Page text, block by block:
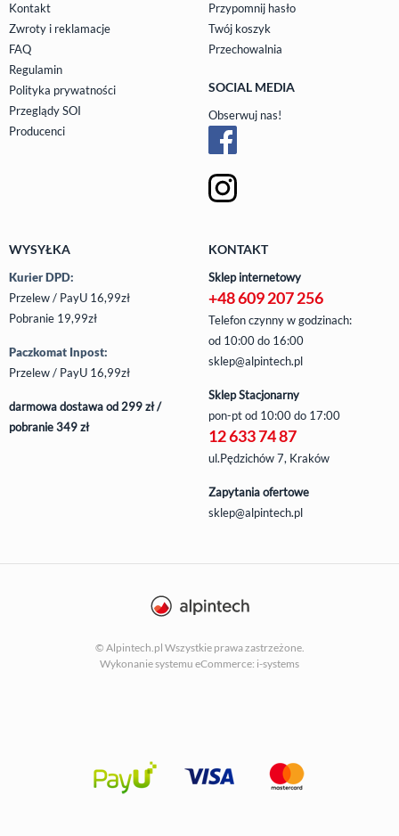
Kontakt
Zwroty i reklamacje
FAQ
Regulamin
Polityka prywatności
Przeglądy SOI
Producenci
Przypomnij hasło
Twój koszyk
Przechowalnia
SOCIAL MEDIA
Obserwuj nas!
WYSYŁKA
Kurier DPD:
Przelew / PayU 16,99zł
Pobranie 19,99zł
Paczkomat Inpost:
Przelew / PayU 16,99zł
darmowa dostawa od 299 zł /
pobranie 349 zł
KONTAKT
Sklep internetowy
+48 609 207 256
Telefon czynny w godzinach:
od 10:00 do 16:00
sklep@alpintech.pl
Sklep Stacjonarny
pon-ptod 10:00 do 17:00
12 633 74 87
ul.Pędzichów 7, Kraków
Zapytania ofertowe
sklep@alpintech.pl
© Alpintech.pl Wszystkie prawa zastrzeżone.
Wykonanie systemu eCommerce: i-systems